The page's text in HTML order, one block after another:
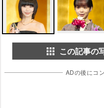
この記事の
ADの後にコ